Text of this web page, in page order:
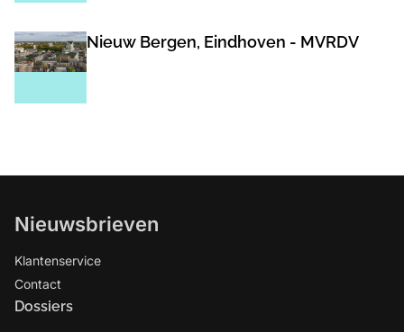
Nieuw Bergen, Eindhoven - MVRDV
Nieuwsbrieven
Klantenservice
Contact
Dossiers